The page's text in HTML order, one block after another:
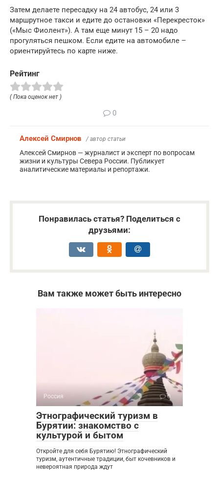
Затем делаете пересадку на 24 автобус, 24 или 3
маршрутное такси и едите до остановки «Перекресток»
(«Мыс Фиолент»). А там еще минут 15 – 20 надо
прогуляться пешком. Если едите на автомобиле –
ориентируйтесь по карте ниже.
Рейтинг
( Пока оценок нет )
0
Алексей Смирнов / автор статьи
Алексей Смирнов — журналист и эксперт по вопросам
жизни и культуры Севера России. Публикует
аналитические материалы и репортажи.
Понравилась статья? Поделиться с
друзьями:
Вам также может быть интересно
Россия 0
Этнографический туризм в
Бурятии: знакомство с
культурой и бытом
Откройте для себя Бурятию! Этнографический
туризм, аутентичные традиции, быт кочевников и
невероятная природа ждут